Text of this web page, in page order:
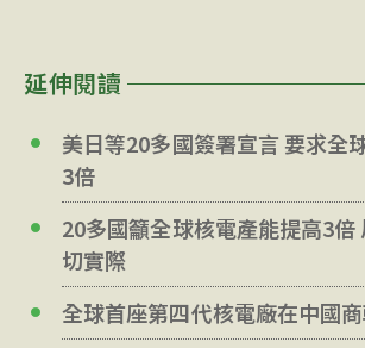
延伸閱讀
美日等20多國簽署宣言 要求全
3倍
20多國籲全球核電產能提高3倍
切實際
全球首座第四代核電廠在中國